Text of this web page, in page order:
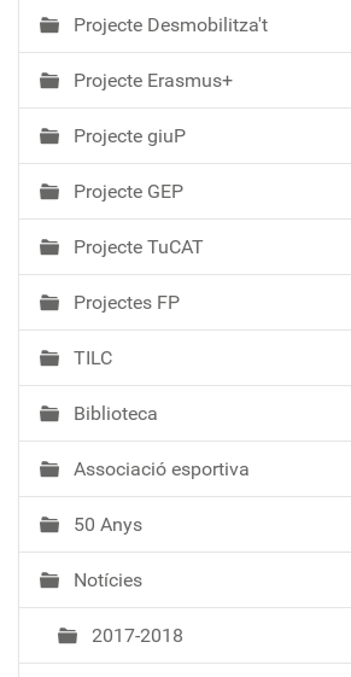
Projecte Desmobilitza't
Projecte Erasmus+
Projecte giuP
Projecte GEP
Projecte TuCAT
Projectes FP
TILC
Biblioteca
Associació esportiva
50 Anys
Notícies
2017-2018